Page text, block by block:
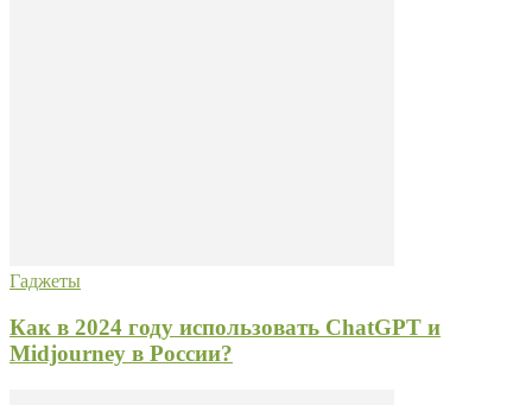
Гаджеты
Как в 2024 году использовать ChatGPT и
Midjourney в России?